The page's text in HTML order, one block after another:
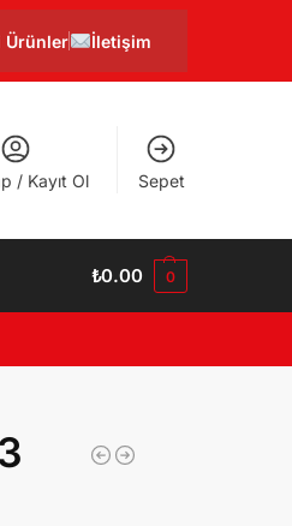
Ürünler İletişim
/ Kayıt Ol Sepet
₺0.00 0